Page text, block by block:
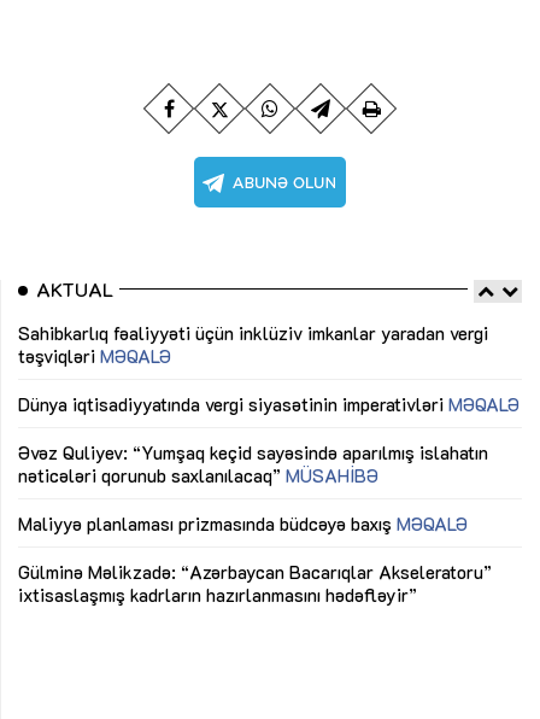
AKTUAL
Sahibkarlıq fəaliyyəti üçün inklüziv imkanlar yaradan vergi
təşviqləri MƏQALƏ
Dünya iqtisadiyyatında vergi siyasətinin imperativləri MƏQALƏ
Əvəz Quliyev: “Yumşaq keçid sayəsində aparılmış islahatın
nəticələri qorunub saxlanılacaq” MÜSAHİBƏ
Maliyyə planlaması prizmasında büdcəyə baxış MƏQALƏ
Gülminə Məlikzadə: “Azərbaycan Bacarıqlar Akseleratoru”
ixtisaslaşmış kadrların hazırlanmasını hədəfləyir”